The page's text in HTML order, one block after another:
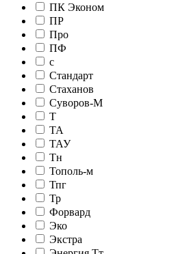
ПК Эконом
ПР
Про
ПФ
с
Стандарт
Стаханов
Суворов-М
Т
ТА
ТАУ
Тн
Тополь-м
Тпг
Тр
Форвард
Эко
Экстра